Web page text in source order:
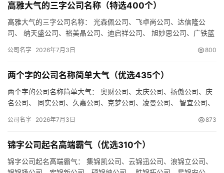
高雅大气的三字公司名称（特选400个）
高雅大气的三字公司名称： 光森佩公司、飞卓尚公司、达信隆公
司、 纳天盛公司、裕美晶公司、迪启祥公司、 旭妙思公司、广铁蓝
公司名字 2026年7月3日 800
两个字的公司名称简单大气（优选435个）
两个字的公司名称简单大气： 奥财公司、太庆公司、扬傲公司、庆
名公司、 同实公司、久嘉公司、克梦公司、凌曼公司、 智宜公司、
公司名字 2026年7月3日 873
锦字公司起名高端霸气（优选310个）
锦字公司起名高端霸气： 集锦凯公司、云锦迅公司、浪锦立公司、